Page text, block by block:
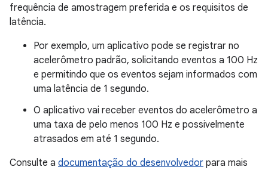
frequência de amostragem preferida e os requisitos de
latência.
Por exemplo, um aplicativo pode se registrar no
acelerômetro padrão, solicitando eventos a 100 Hz
e permitindo que os eventos sejam informados com
uma latência de 1 segundo.
O aplicativo vai receber eventos do acelerômetro a
uma taxa de pelo menos 100 Hz e possivelmente
atrasados em até 1 segundo.
Consulte a documentação do desenvolvedor para mais